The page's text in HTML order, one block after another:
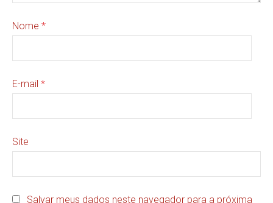
Nome *
E-mail *
Site
Salvar meus dados neste navegador para a próxima